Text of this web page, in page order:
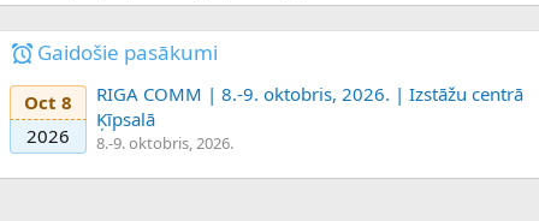
Gaidošie pasākumi
Oct 8
2026
RIGA COMM | 8.-9. oktobris, 2026. | Izstāžu centrā
Ķīpsalā
8.-9. oktobris, 2026.